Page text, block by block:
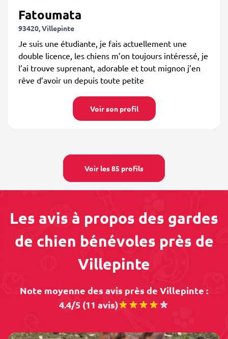
Fatoumata
93420, Villepinte
Je suis une étudiante, je fais actuellement une
double licence, les chiens m’on toujours intéressé, je
l’ai trouve suprenant, adorable et tout mignon j’en
rêve d’avoir un depuis toute petite
Voir son profil
Voir les 85 profils
Les avis à propos des gardes
de chien bénévoles près de
Villepinte
Note moyenne des avis près de Villepinte :
4.4/5 (11 avis)